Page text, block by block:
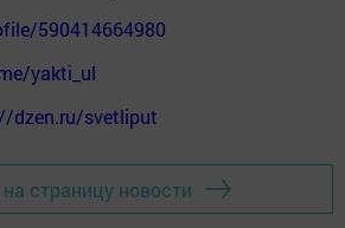
590414664980
yakti_ul
dzen.ru/svetliput
страницу новости